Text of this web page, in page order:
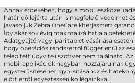
Annak érdekében, hogy a mobil eszközei
határidő lejárta után is megfelelő védelmet
javasoljuk Zebra OneCare kiterjesztett
Így akár sok évig maximalizálhatja a
Adatgyűjtő vagy ipari tablet vásárlása
hogy operációs rendszertől függetlenül az
telepített ügyviteli szoftver nem található.
mobil applikációk nagyban hozzájárulnak
egyszerűsítéséhez, gyorsításához és
előtt erről egyeztessen kollégáinkkal!